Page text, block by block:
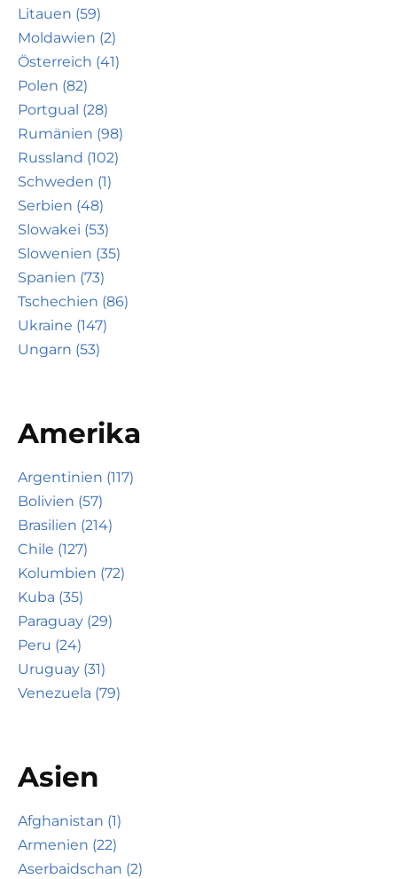
Litauen (59)
Moldawien (2)
Österreich (41)
Polen (82)
Portgual (28)
Rumänien (98)
Russland (102)
Schweden (1)
Serbien (48)
Slowakei (53)
Slowenien (35)
Spanien (73)
Tschechien (86)
Ukraine (147)
Ungarn (53)
Amerika
Argentinien (117)
Bolivien (57)
Brasilien (214)
Chile (127)
Kolumbien (72)
Kuba (35)
Paraguay (29)
Peru (24)
Uruguay (31)
Venezuela (79)
Asien
Afghanistan (1)
Armenien (22)
Aserbaidschan (2)